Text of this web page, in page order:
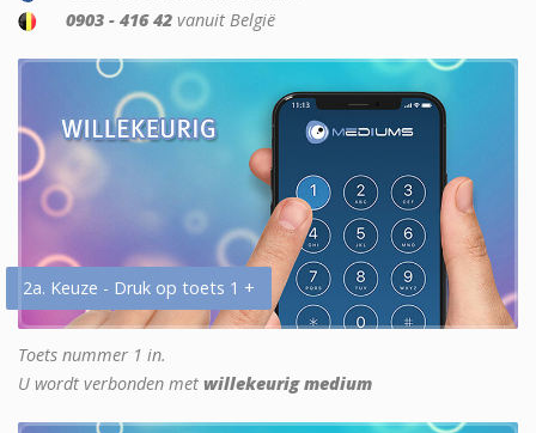
0903 - 416 42 vanuit België
2a. Keuze - Druk op toets 1 +
Toets nummer 1 in.
U wordt verbonden met willekeurig medium